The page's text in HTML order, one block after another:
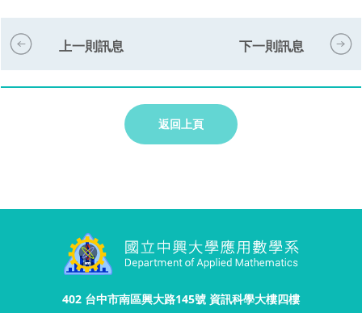
上一則訊息 下一則訊息
返回上頁
402 台中市南區興大路145號 資訊科學大樓四樓